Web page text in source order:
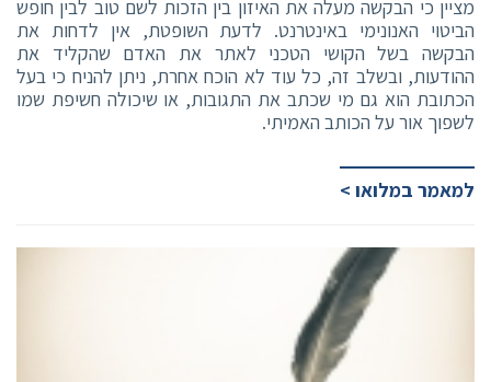
מציין כי הבקשה מעלה את האיזון בין הזכות לשם טוב לבין חופש
הביטוי האנונימי באינטרנט. לדעת השופטת, אין לדחות את
הבקשה בשל הקושי הטכני לאתר את האדם שהקליד את
ההודעות, ובשלב זה, כל עוד לא הוכח אחרת, ניתן להניח כי בעל
הכתובת הוא גם מי שכתב את התגובות, או שיכולה חשיפת שמו
לשפוך אור על הכותב האמיתי.
למאמר במלואו >